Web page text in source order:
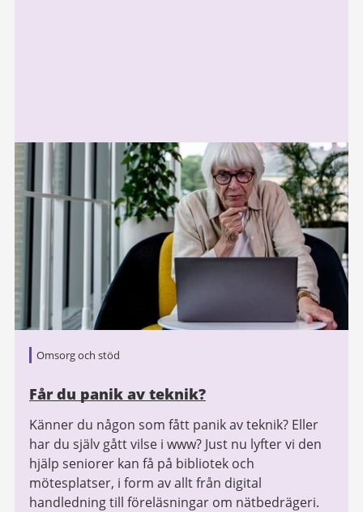
Omsorg och stöd
Får du panik av teknik?
Känner du någon som fått panik av teknik? Eller
har du själv gått vilse i www? Just nu lyfter vi den
hjälp seniorer kan få på bibliotek och
mötesplatser, i form av allt från digital
handledning till föreläsningar om nätbedrägeri.